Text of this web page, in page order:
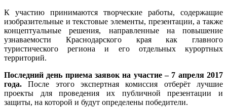
К участию принимаются творческие работы, содержащие
изобразительные и текстовые элементы, презентации, а также
концептуальные решения, направленные на повышение
узнаваемости Краснодарского края как главного
туристического региона и его отдельных курортных
территорий.
Последний день приема заявок на участие – 7 апреля 2017
года. После этого экспертная комиссия отберёт лучшие
проекты для проведения их публичной презентации и
защиты, на которой и будут определены победители.